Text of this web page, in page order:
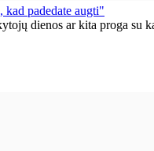
padedate augti"
dienos ar kita proga su